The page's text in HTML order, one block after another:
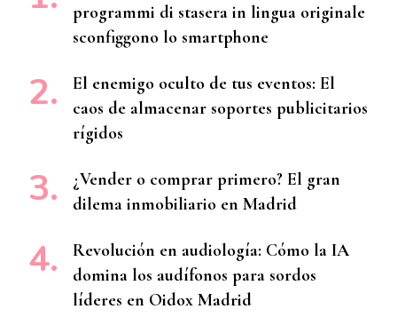
programmi di stasera in lingua originale
sconfiggono lo smartphone
El enemigo oculto de tus eventos: El
caos de almacenar soportes publicitarios
rígidos
¿Vender o comprar primero? El gran
dilema inmobiliario en Madrid
Revolución en audiología: Cómo la IA
domina los audífonos para sordos
líderes en Oidox Madrid